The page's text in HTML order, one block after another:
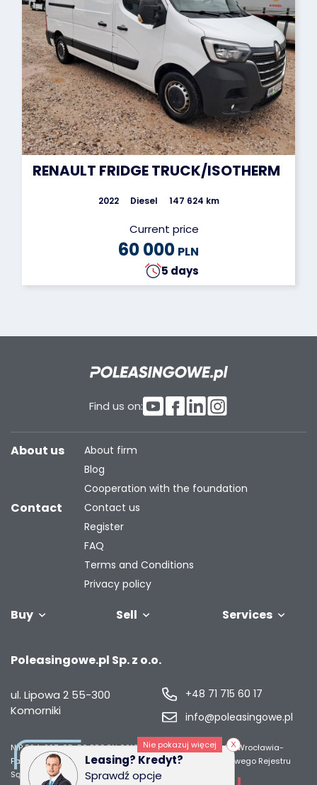
RENAULT FRIDGE TRUCK/ISOTHERM
2022 Diesel 147 624 km
Current price
60 000 PLN
5 days
Nie pokazuj więcej
Leasing? Kredyt?
Sprawdź opcje
Find us on:
Buy Sell
your fleet
Services
About us
About firm
Blog
Cooperation with the foundation
Contact
Contact us
Register
FAQ
Terms and Conditions
Privacy policy
Poleasingowe.pl Sp. z o.o.
ul. Lipowa 2 55-300
Komorniki
+48 71 715 60 17
info@poleasingowe.pl
NIP 894-297-65-50REGON 021014968Sąd Rejonowy dla Wrocławia-
Fabrycznej we Wrocławiu, IX Wydział Gospodarczy Krajowego Rejestru
Sądowego;Wysokość kapitału zakładowego 50 000 zł